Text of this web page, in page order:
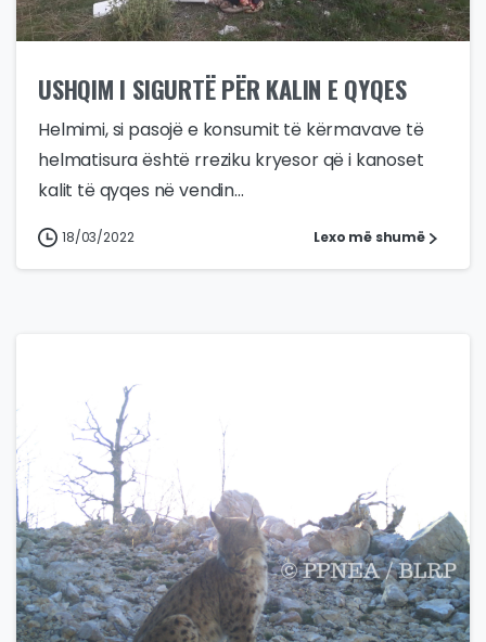
USHQIM I SIGURTË PËR KALIN E QYQES
Helmimi, si pasojë e konsumit të kërmavave të
helmatisura është rreziku kryesor që i kanoset
kalit të qyqes në vendin...
18/03/2022 Lexo më shumë